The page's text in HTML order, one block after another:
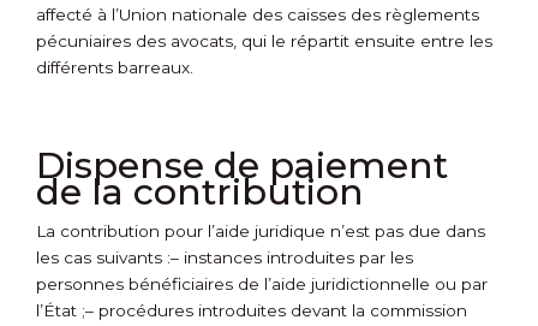
affecté à l’Union nationale des caisses des règlements
pécuniaires des avocats, qui le répartit ensuite entre les
différents barreaux.
Dispense de paiement
de la contribution
La contribution pour l’aide juridique n’est pas due dans
les cas suivants :– instances introduites par les
personnes bénéficiaires de l’aide juridictionnelle ou par
l’État ;– procédures introduites devant la commission